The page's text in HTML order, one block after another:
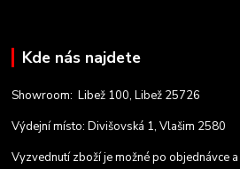
Kde nás najdete
Showroom: Libež 100, Libež 25726
Výdejní místo: Divišovská 1, Vlašim 2580
Vyzvednutí zboží je možné po objednávce